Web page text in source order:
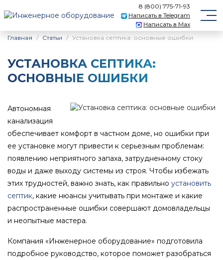
8 (800) 775-71-93
Написать в Telegram
Написать в Max
Главная
Статьи Установка септика: основные ошибки
УСТАНОВКА СЕПТИКА:
ОСНОВНЫЕ ОШИБКИ
Автономная
канализация
обеспечивает комфорт в частном доме, но ошибки при
ее установке могут привести к серьезным проблемам:
появлению неприятного запаха, затрудненному стоку
воды и даже выходу системы из строя. Чтобы избежать
этих трудностей, важно знать, как правильно установить
септик, какие нюансы учитывать при монтаже и какие
распространенные ошибки совершают домовладельцы
и неопытные мастера.
Компания «Инженерное оборудование» подготовила
подробное руководство, которое поможет разобраться